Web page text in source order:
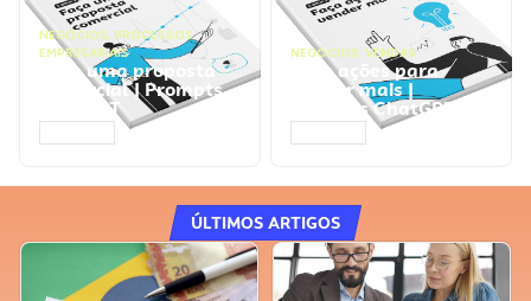
NEGÓCIOS, PROCESSOS
EMPRESARIAIS
Faça uma proposta
comercial | Prompts
ChatGPT
NEGÓCIOS, VENDAS
Faça ações para
vender mais |
Prompts ChatGPT
ÚLTIMOS ARTIGOS